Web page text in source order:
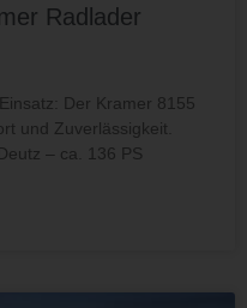
Radlader
Der Kramer 8155
und Zuverlässigkeit.
– ca. 136 PS